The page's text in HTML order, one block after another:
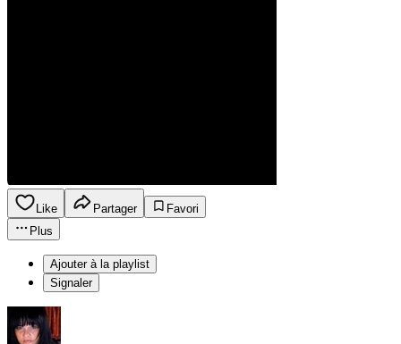
Like Partager
Favori
Plus
Ajouter à la playlist
Signaler